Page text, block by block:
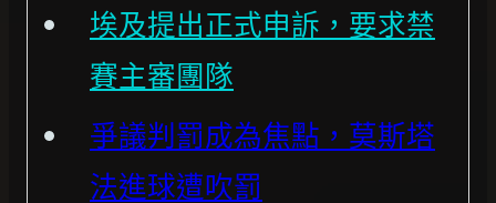
埃及提出正式申訴，要求禁
賽主審團隊
爭議判罰成為焦點，莫斯塔
法進球遭吹罰